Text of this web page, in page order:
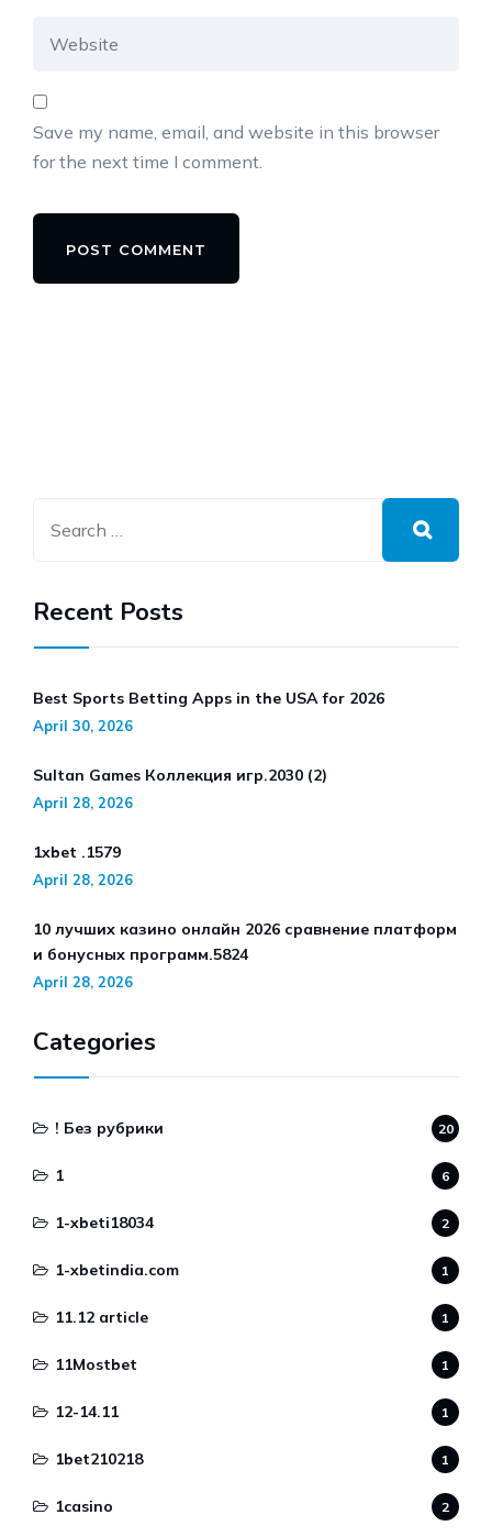
Save my name, email, and website in this browser
for the next time I comment.
Recent Posts
Best Sports Betting Apps in the USA for 2026
April 30, 2026
Sultan Games Коллекция игр.2030 (2)
April 28, 2026
1xbet .1579
April 28, 2026
10 лучших казино онлайн 2026 сравнение платформ
и бонусных программ.5824
April 28, 2026
Categories
! Без рубрики 20
1 6
1-xbeti18034 2
1-xbetindia.com 1
11.12 article 1
11Mostbet 1
12-14.11 1
1bet210218 1
1casino 2